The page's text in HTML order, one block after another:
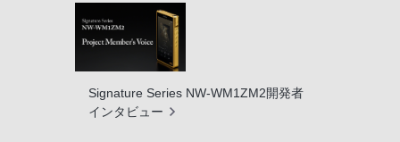
Signature Series NW-WM1ZM2開発者
インタビュー